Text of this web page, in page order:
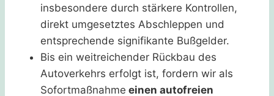
insbesondere durch stärkere Kontrollen,
direkt umgesetztes Abschleppen und
entsprechende signifikante Bußgelder.
Bis ein weitreichender Rückbau des
Autoverkehrs erfolgt ist, fordern wir als
Sofortmaßnahme einen autofreien